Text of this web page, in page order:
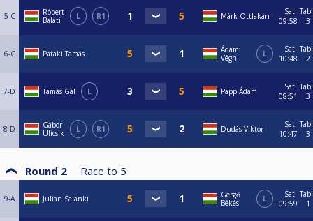
5-C
Róbert
Baláti
L R1 Márk Ottlakán
Sat
09:58
3
6-C Pataki Tamás
Ádám
Végh
L
Sat
10:48
2
7-D Tamás Gál L Papp Ádám
Sat
08:51
3
8-D
Gábor
Ulicsik
L R1 Dudás Viktor
Sat
10:47
3
Round 2 Race to 5
9-A Julian Salanki
Gergő
Békési
L
Sat
09:59
1